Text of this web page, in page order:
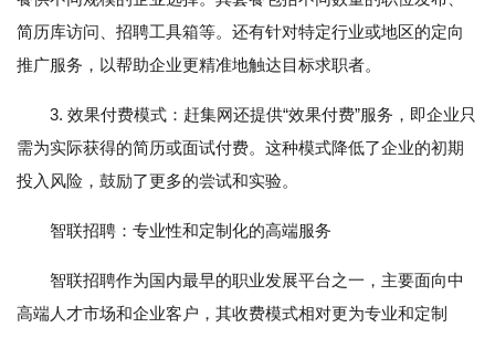
简历库访问、招聘工具箱等。还有针对特定行业或地区的定向
推广服务，以帮助企业更精准地触达目标求职者。
3. 效果付费模式：赶集网还提供“效果付费”服务，即企业只
需为实际获得的简历或面试付费。这种模式降低了企业的初期
投入风险，鼓励了更多的尝试和实验。
智联招聘：专业性和定制化的高端服务
智联招聘作为国内最早的职业发展平台之一，主要面向中
高端人才市场和企业客户，其收费模式相对更为专业和定制